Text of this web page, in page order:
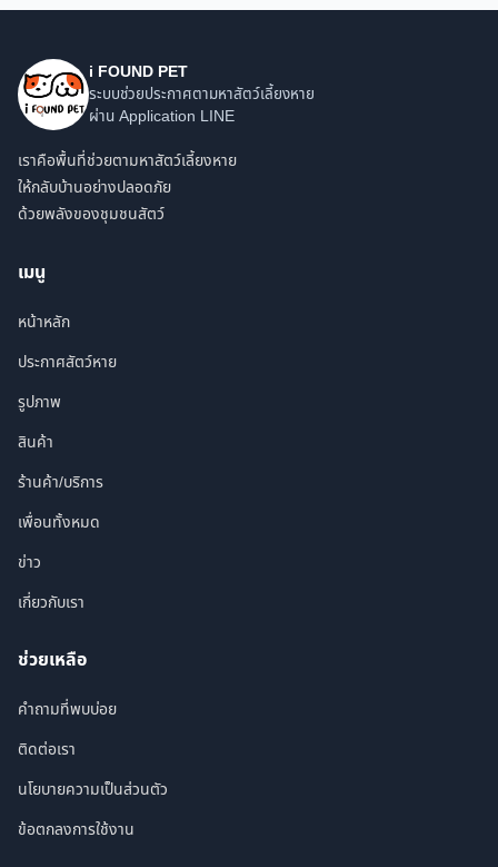
i FOUND PET
ระบบช่วยประกาศตามหาสัตว์เลี้ยงหาย
ผ่าน Application LINE
เราคือพื้นที่ช่วยตามหาสัตว์เลี้ยงหาย
ให้กลับบ้านอย่างปลอดภัย
ด้วยพลังของชุมชนสัตว์
เมนู
หน้าหลัก
ประกาศสัตว์หาย
รูปภาพ
สินค้า
ร้านค้า/บริการ
เพื่อนทั้งหมด
ข่าว
เกี่ยวกับเรา
ช่วยเหลือ
คำถามที่พบบ่อย
ติดต่อเรา
นโยบายความเป็นส่วนตัว
ข้อตกลงการใช้งาน